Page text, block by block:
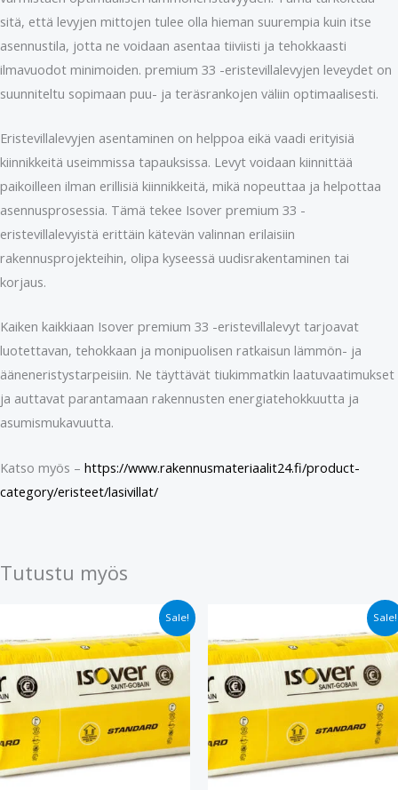
sitä, että levyjen mittojen tulee olla hieman suurempia kuin itse
asennustila, jotta ne voidaan asentaa tiiviisti ja tehokkaasti
ilmavuodot minimoiden. premium 33 -eristevillalevyjen leveydet on
suunniteltu sopimaan puu- ja teräsrankojen väliin optimaalisesti.
Eristevillalevyjen asentaminen on helppoa eikä vaadi erityisiä
kiinnikkeitä useimmissa tapauksissa. Levyt voidaan kiinnittää
paikoilleen ilman erillisiä kiinnikkeitä, mikä nopeuttaa ja helpottaa
asennusprosessia. Tämä tekee Isover premium 33 -
eristevillalevyistä erittäin kätevän valinnan erilaisiin
rakennusprojekteihin, olipa kyseessä uudisrakentaminen tai
korjaus.
Kaiken kaikkiaan Isover premium 33 -eristevillalevyt tarjoavat
luotettavan, tehokkaan ja monipuolisen ratkaisun lämmön- ja
ääneneristystarpeisiin. Ne täyttävät tiukimmatkin laatuvaatimukset
ja auttavat parantamaan rakennusten energiatehokkuutta ja
asumismukavuutta.
Katso myös – https://www.rakennusmateriaalit24.fi/product-
category/eristeet/lasivillat/
Tutustu myös
Sale!
oli:
€30.90.
on:
€25.90.
Sale!
oli:
€29.90.
on:
€24.90.